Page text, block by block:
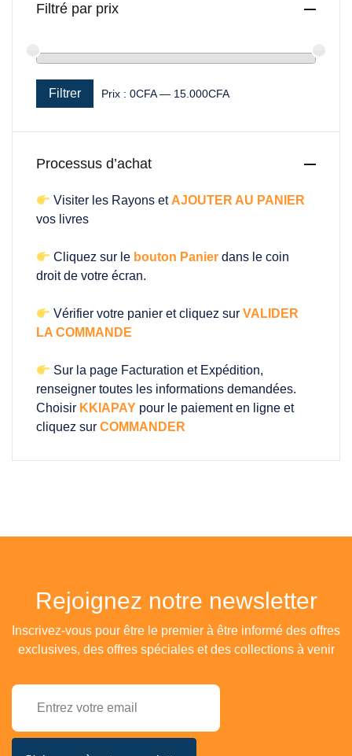
Filtré par prix
Filtrer Prix : 0CFA— 15.000CFA
Processus d’achat
Visiter les Rayons et AJOUTER AU PANIER
vos livres
Cliquez sur le bouton Panier dans le coin
droit de votre écran.
Vérifier votre panier et cliquez surVALIDER
LA COMMANDE
Sur la page Facturation et Expédition,
renseigner toutes les informations demandées.
Choisir KKIAPAY pour le paiement en ligne et
cliquez sur COMMANDER
Rejoignez notre newsletter
Inscrivez-vous pour être le premier à être informé des offres
exclusives, des offres spéciales et des collections à venir